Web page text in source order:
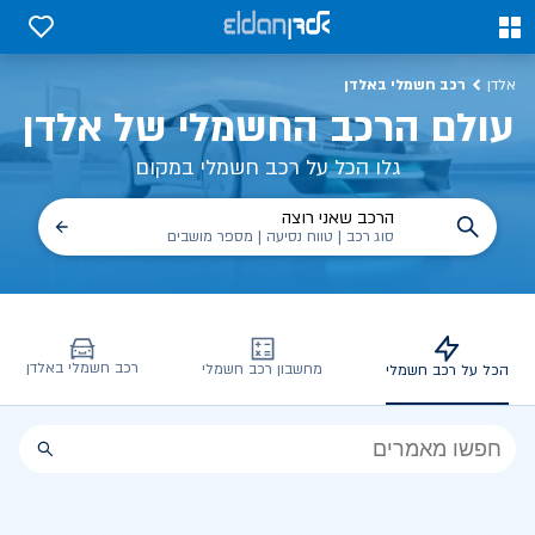
0
0
אלדן רכב חשמלי באלדן
עולם הרכב החשמלי של אלדן
גלו הכל על רכב חשמלי במקום
הרכב שאני רוצה
סוג רכב | טווח נסיעה | מספר מושבים
הכל על רכב חשמלי מחשבון רכב חשמלי רכב חשמלי באלדן
הכל
הכל על רכב חשמלי, שימושים, טכנולוגיה וכל מה שכדי לדעת | אלדן